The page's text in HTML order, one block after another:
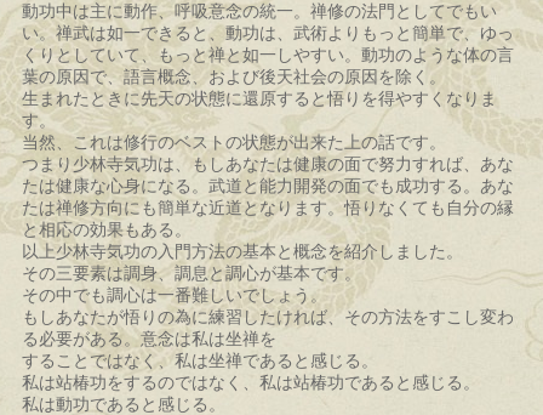
動功中は主に動作、呼吸意念の統一。禅修の法門としてでもい
い。禅武は如一できると、動功は、武術よりもっと簡単で、ゆっ
くりとしていて、もっと禅と如一しやすい。動功のような体の言
葉の原因で、語言概念、および後天社会の原因を除く。
生まれたときに先天の状態に還原すると悟りを得やすくなりま
す。
当然、これは修行のベストの状態が出来た上の話です。
つまり少林寺気功は、もしあなたは健康の面で努力すれば、あな
たは健康な心身になる。武道と能力開発の面でも成功する。あな
たは禅修方向にも簡単な近道となります。悟りなくても自分の縁
と相応の効果もある。
以上少林寺気功の入門方法の基本と概念を紹介しました。
その三要素は調身、調息と調心が基本です。
その中でも調心は一番難しいでしょう。
もしあなたが悟りの為に練習したければ、その方法をすこし変わ
る必要がある。意念は私は坐禅を
することではなく、私は坐禅であると感じる。
私は站椿功をするのではなく、私は站椿功であると感じる。
私は動功であると感じる。